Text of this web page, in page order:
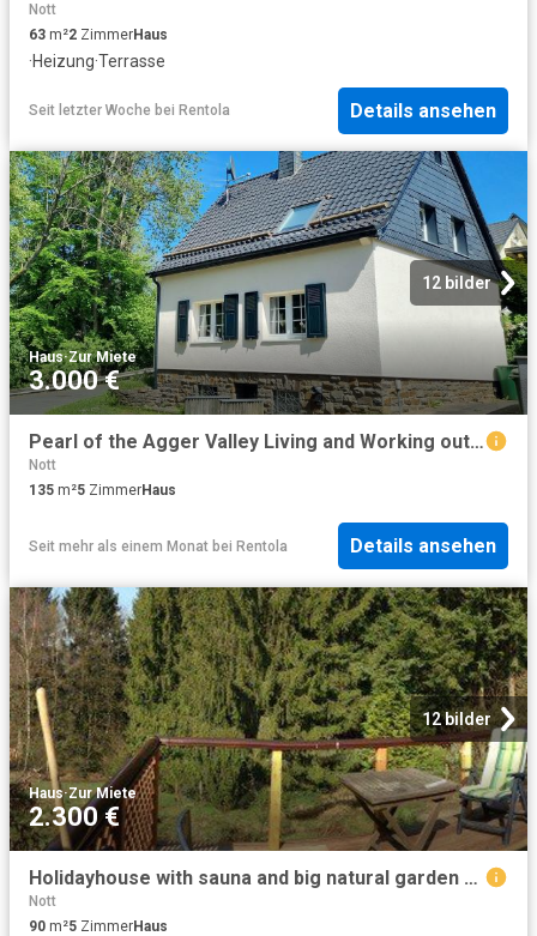
Nott
63 m²2 ZimmerHaus
·Heizung·Terrasse
Seit letzter Woche bei Rentola Details ansehen
12 bilder
Haus·Zur Miete
3.000 €
Pearl of the Agger Valley Living and Working outside the gates of Cologne
Nott
135 m²5 ZimmerHaus
Seit mehr als einem Monat bei Rentola Details ansehen
12 bilder
Haus·Zur Miete
2.300 €
Holidayhouse with sauna and big natural garden near cologne
Nott
90 m²5 ZimmerHaus